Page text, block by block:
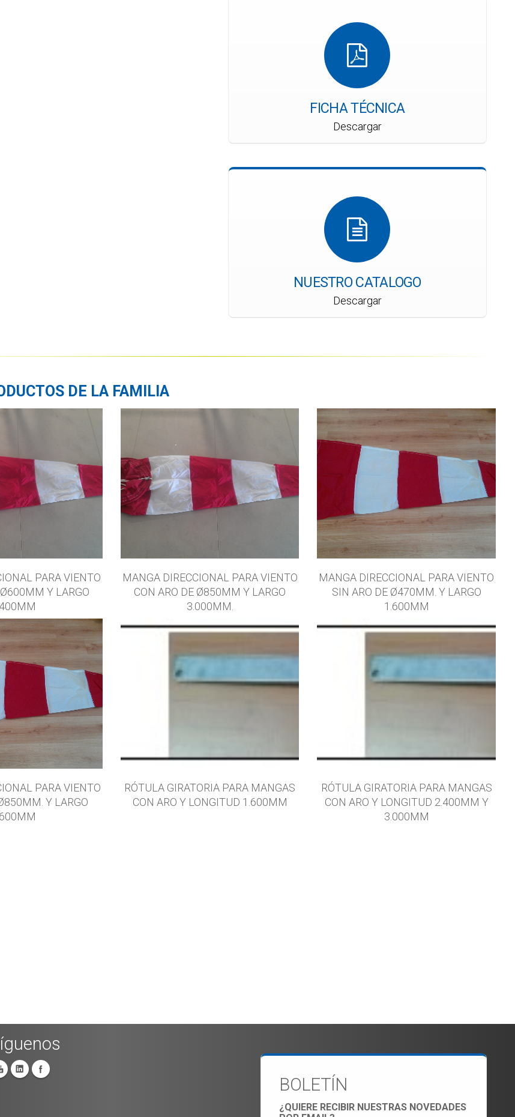
FICHA TÉCNICA
Descargar
NUESTRO CATALOGO
Descargar
DE LA FAMILIA
PARA VIENTO
Ø600MM Y LARGO
MANGA DIRECCIONAL PARA VIENTO
CON ARO DE Ø850MM Y LARGO
3.000MM.
MANGA DIRECCIONAL PARA VIENTO
SIN ARO DE Ø470MM. Y LARGO
1.600MM
PARA VIENTO
Y LARGO
RÓTULA GIRATORIA PARA MANGAS
CON ARO Y LONGITUD 1.600MM
RÓTULA GIRATORIA PARA MANGAS
CON ARO Y LONGITUD 2.400MM Y
3.000MM
BOLETÍN
¿QUIERE RECIBIR NUESTRAS NOVEDADES